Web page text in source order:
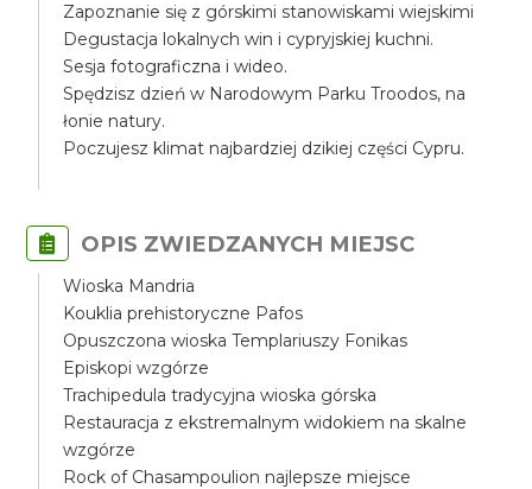
Zapoznanie się z górskimi stanowiskami wiejskimi
Degustacja lokalnych win i cypryjskiej kuchni.
Sesja fotograficzna i wideo.
Spędzisz dzień w Narodowym Parku Troodos, na
łonie natury.
Poczujesz klimat najbardziej dzikiej części Cypru.
OPIS ZWIEDZANYCH MIEJSC
Wioska Mandria
Kouklia prehistoryczne Pafos
Opuszczona wioska Templariuszy Fonikas
Episkopi wzgórze
Trachipedula tradycyjna wioska górska
Restauracja z ekstremalnym widokiem na skalne
wzgórze
Rock of Chasampoulion najlepsze miejsce